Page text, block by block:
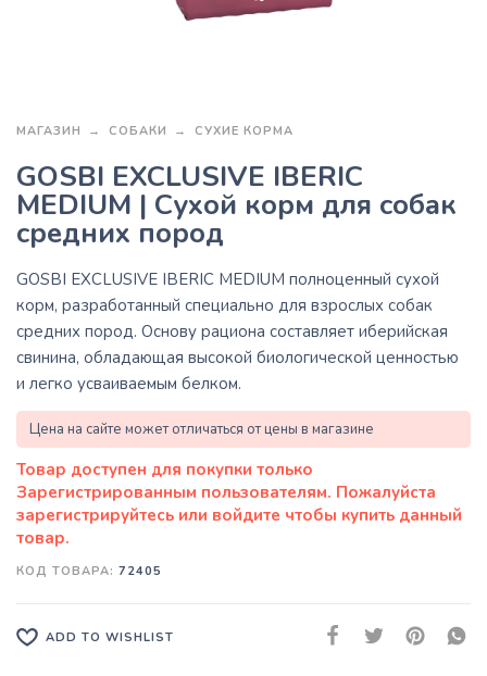
МАГАЗИН СОБАКИ СУХИЕ КОРМА
GOSBI EXCLUSIVE IBERIC
MEDIUM | Сухой корм для собак
средних пород
GOSBI EXCLUSIVE IBERIC MEDIUM полноценный сухой
корм, разработанный специально для взрослых собак
средних пород. Основу рациона составляет иберийская
свинина, обладающая высокой биологической ценностью
и легко усваиваемым белком.
Цена на сайте может отличаться от цены в магазине
КОД ТОВАРА: 72405
ADD TO WISHLIST